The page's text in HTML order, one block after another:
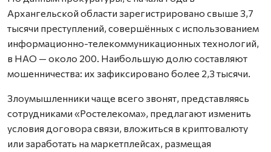
Архангельской области зарегистрировано свыше 3,7
тысячи преступлений, совершённых с использованием
информационно-телекоммуникационных технологий,
в НАО — около 200. Наибольшую долю составляют
мошенничества: их зафиксировано более 2,3 тысячи.
Злоумышленники чаще всего звонят, представляясь
сотрудниками «Ростелекома», предлагают изменить
условия договора связи, вложиться в криптовалюту
или заработать на маркетплейсах, размещая